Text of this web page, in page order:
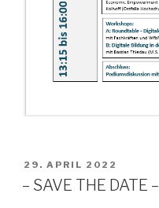
VERÖFFENTLICHT
AM
29. APRIL 2022
– SAVE THE DATE –